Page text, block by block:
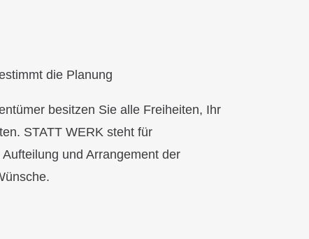
die Planung
besitzen Sie alle Freiheiten, Ihr
STATT WERK steht für
und Arrangement der